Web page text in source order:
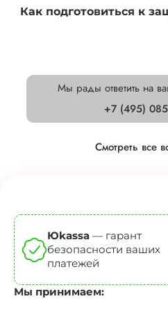
Как подготовиться к
Мы рады ответить на
+7 (495)
Смотреть все
Юkassa — гарант
безопасности ваших
платежей
Мы принимаем: